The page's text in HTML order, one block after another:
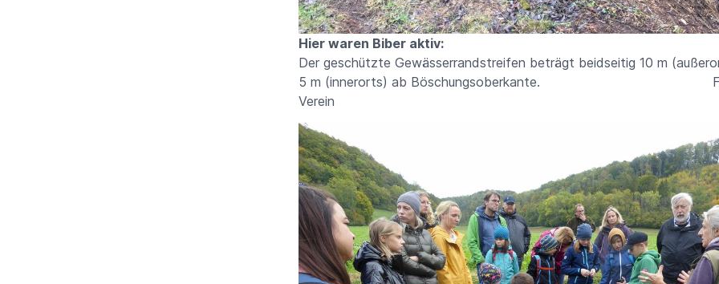
Hier waren Biber aktiv:
Der geschützte Gewässerrandstreifen beträgt beidseitig 10 m
5 m (innerorts) ab Böschungsoberkante.
Verein